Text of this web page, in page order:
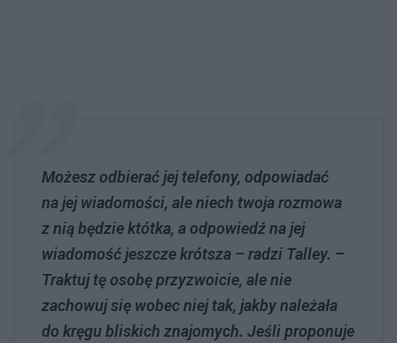
Możesz odbierać jej telefony, odpowiadać
na jej wiadomości, ale niech twoja rozmowa
z nią będzie któtka, a odpowiedź na jej
wiadomość jeszcze krótsza – radzi Talley. –
Traktuj tę osobę przyzwoicie, ale nie
zachowuj się wobec niej tak, jakby należała
do kręgu bliskich znajomych. Jeśli proponuje